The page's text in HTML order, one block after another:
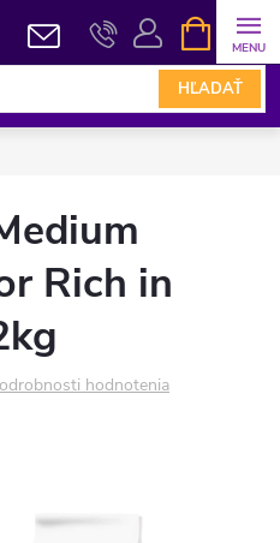
HĽADAŤ
KOŠÍK
Rich in
hodnotenia